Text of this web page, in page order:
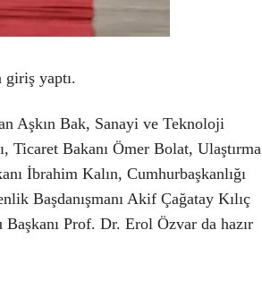
giriş yaptı.
Aşkın Bak, Sanayi ve Teknoloji
Ticaret Bakanı Ömer Bolat, Ulaştırma
İbrahim Kalın, Cumhurbaşkanlığı
Başdanışmanı Akif Çağatay Kılıç
Prof. Dr. Erol Özvar da hazır